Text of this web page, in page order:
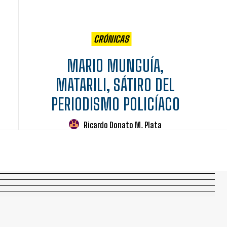
CRÓNICAS
MARIO MUNGUÍA,
MATARILI, SÁTIRO DEL
PERIODISMO POLICÍACO
Ricardo Donato M. Plata